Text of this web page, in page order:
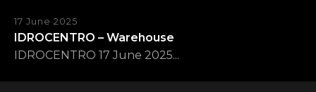
17 June 2025
IDROCENTRO – Warehouse
IDROCENTRO 17 June 2025...